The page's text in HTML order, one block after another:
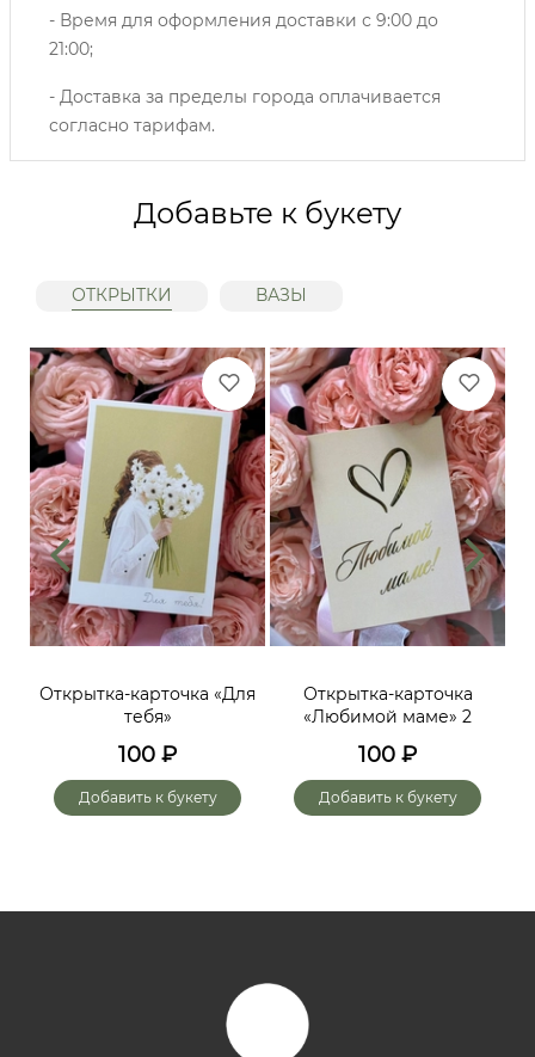
- Время для оформления доставки с 9:00 до
21:00;
- Доставка за пределы города оплачивается
согласно тарифам.
Добавьте к букету
ОТКРЫТКИ ВАЗЫ
Открытка-карточка «Для
тебя»
100 ₽
Добавить к букету
Открытка-карточка
«Любимой маме» 2
100 ₽
Добавить к букету